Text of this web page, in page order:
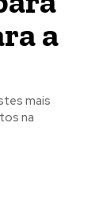
a
mais
na